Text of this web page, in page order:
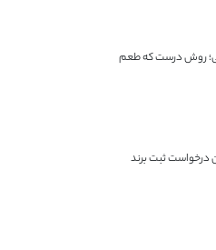
روش درست که طعم
درخواست ثبت برند